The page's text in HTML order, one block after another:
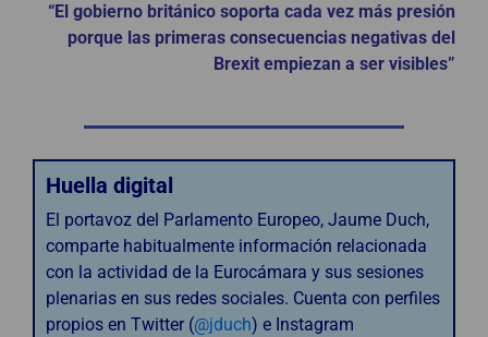
“El gobierno británico soporta cada vez más presión
porque las primeras consecuencias negativas del
Brexit empiezan a ser visibles”
Huella digital
El portavoz del Parlamento Europeo, Jaume Duch,
comparte habitualmente información relacionada
con la actividad de la Eurocámara y sus sesiones
plenarias en sus redes sociales. Cuenta con perfiles
propios en Twitter (@jduch) e Instagram